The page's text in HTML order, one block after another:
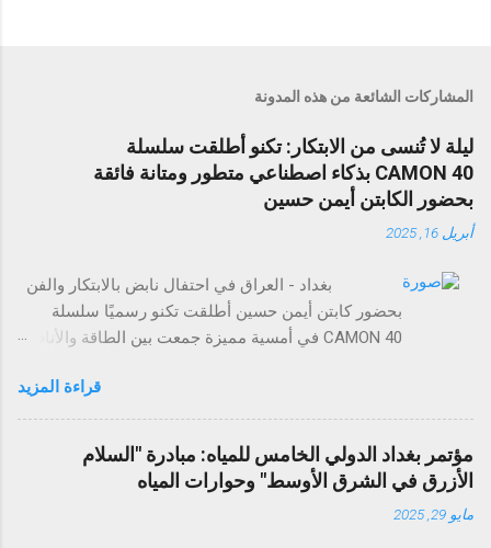
المشاركات الشائعة من هذه المدونة
ليلة لا تُنسى من الابتكار: تكنو أطلقت سلسلة
CAMON 40 بذكاء اصطناعي متطور ومتانة فائقة
بحضور الكابتن أيمن حسين
أبريل 16, 2025
بغداد - العراق في احتفال نابض بالابتكار والفن
بحضور كابتن أيمن حسين أطلقت تكنو رسميًا سلسلة
CAMON 40 في أمسية مميزة جمعت بين الطاقة والأناقة
الإعلام، والمؤثرين في مجال التقنية، وضيوف مميزون
لاستكشاف مستقبل تصوير الهواتف الذكية. تضم سلسلة
CAMON 40 أربع طرازات: CAMON 40 Premier 5G،
وتمثل بداية عصر جديد من الذكاء الاصطناعي والتفاعل
الذكي مع الهواتف. وتتميز السلسلة بتقنيات ذكاء
قراءة المزيد
مؤتمر بغداد الدولي الخامس للمياه: مبادرة "السلام
الأزرق في الشرق الأوسط" وحوارات المياه
مايو 29, 2025